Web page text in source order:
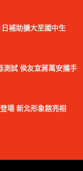
補助擴大至國中生
測試 侯友宜蔣萬安攜手
場 新北形象館亮相